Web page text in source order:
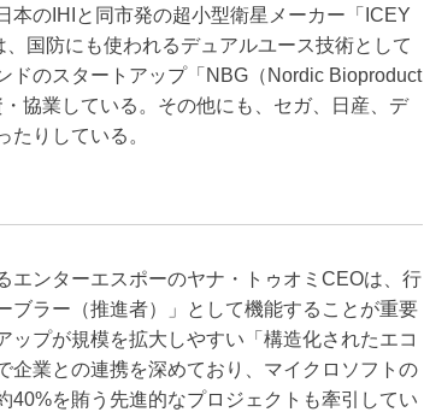
本のIHIと同市発の超小型衛星メーカー「ICEY
国防にも使われるデュアルユース技術として
ドのスタートアップ「NBG（Nordic Bioproduct
協業している。その他にも、セガ、日産、デ
りしている。
エンターエスポーのヤナ・トゥオミCEOは、行
ブラー（推進者）」として機能することが重要
プが規模を拡大しやすい「構造化されたエコ
企業との連携を深めており、マイクロソフトの
40%を賄う先進的なプロジェクトも牽引してい